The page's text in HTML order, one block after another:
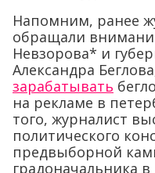
Напомним, ранее
обращали
Невзорова* и
Александра
зарабатывать
на рекламе в
того, журналист
политического
предвыборной
градоначальника в